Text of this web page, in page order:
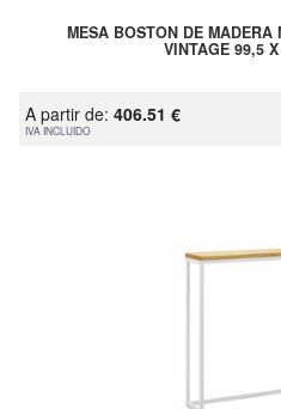
MESA BOSTON DE
VINTAGE 99,5
A partir de: 406.51 €
IVA INCLUIDO